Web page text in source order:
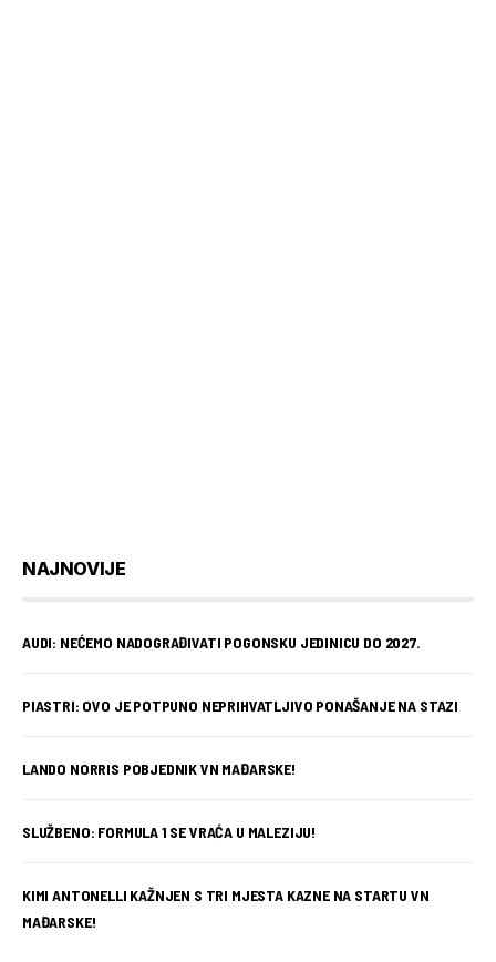
NAJNOVIJE
AUDI: NEĆEMO NADOGRAĐIVATI POGONSKU JEDINICU DO 2027.
PIASTRI: OVO JE POTPUNO NEPRIHVATLJIVO PONAŠANJE NA STAZI
LANDO NORRIS POBJEDNIK VN MAĐARSKE!
SLUŽBENO: FORMULA 1 SE VRAĆA U MALEZIJU!
KIMI ANTONELLI KAŽNJEN S TRI MJESTA KAZNE NA STARTU VN
MAĐARSKE!